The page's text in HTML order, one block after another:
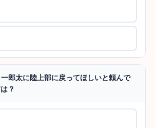
郎太に陸上部に戻ってほしいと頼んで
？